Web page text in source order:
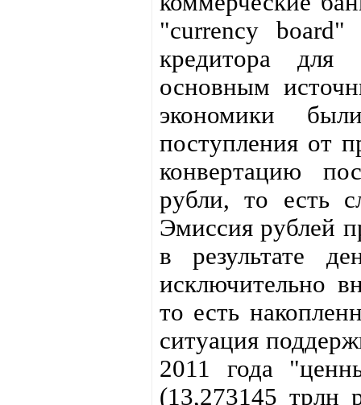
"currency board"
кредитора для
основным
экономики
поступления от
конвертацию
рубли, то есть
Эмиссия рублей
в результате
исключительно
то есть
ситуация
2011 года
(13,273145 трлн